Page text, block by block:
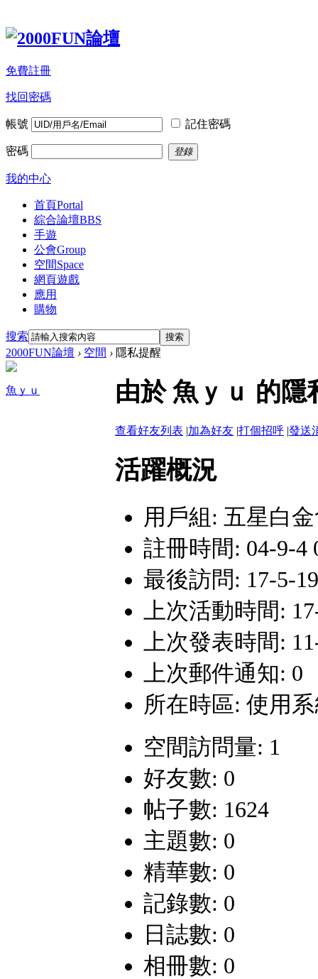
免費註冊
找回密碼
帳號 記住密碼
密碼 登錄
我的中心
首頁Portal
綜合論壇BBS
手遊
公會Group
空間Space
網頁遊戲
應用
購物
搜索 搜索
2000FUN論壇 › 空間 › 隱私提醒
魚ｙｕ 由於 魚ｙｕ 的
查看好友列表 |加為好友 |打個招呼 |發送
活躍概況
用戶組: 五星白
註冊時間: 04-9-4
最後訪問: 17-5-
上次活動時間:
上次發表時間:
上次郵件通知: 0
所在時區: 使用
空間訪問量: 1
好友數: 0
帖子數: 1624
主題數: 0
精華數: 0
記錄數: 0
日誌數: 0
相冊數: 0